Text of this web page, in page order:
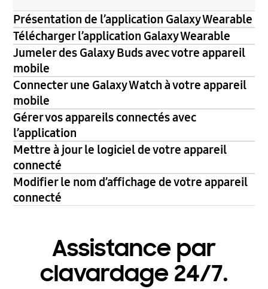
Présentation de l’application Galaxy Wearable
Télécharger l’application Galaxy Wearable
Jumeler des Galaxy Buds avec votre appareil
mobile
Connecter une Galaxy Watch à votre appareil
mobile
Gérer vos appareils connectés avec
l’application
Mettre à jour le logiciel de votre appareil
connecté
Modifier le nom d’affichage de votre appareil
connecté
Assistance par
clavardage 24/7.